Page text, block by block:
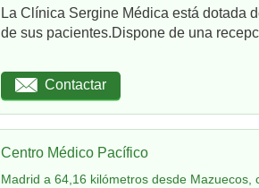
La Clínica Sergine Médica está dotada
de sus pacientes.Dispone de una
Contactar
Centro Médico Pacífico
Madrid a 64,16 kilómetros desde Mazuecos,